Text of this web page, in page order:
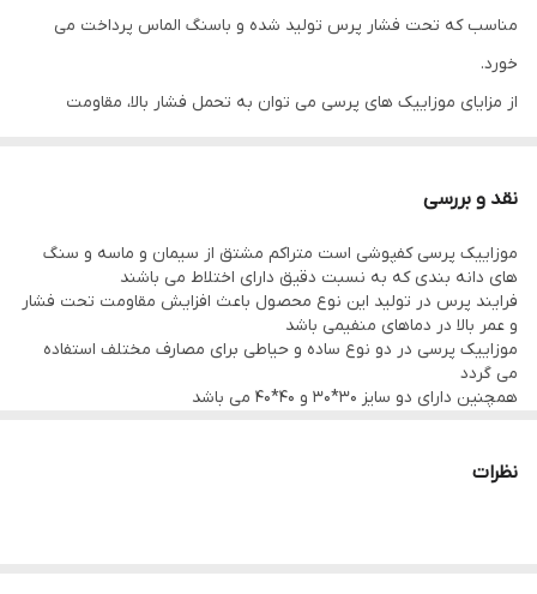
مناسب که تحت فشار پرس تولید شده و باسنگ الماس پرداخت می
خورد.
از مزایای موزاییک های پرسی می توان به تحمل فشار بالا، مقاومت
موزاییک پرسی متشکل است از: سیمان -سنگ نمره بندی-ماسه -آب
تولید موزاییک پرسی به صورت دولایه انجام میگیرد که باعث اقزایش
جذب آب در فرایند کفسازی می شود.
نقد و بررسی
موزاییک پرسی کفپوشی است متراکم مشتق از سیمان و ماسه و سنگ
های دانه بندی که به نسبت دقیق دارای اختلاط می باشند
فرایند پرس در تولید این نوع محصول باعث افزایش مقاومت تحت فشار
و عمر بالا در دماهای منفیمی باشد
موزاییک پرسی در دو نوع ساده و حیاطی برای مصارف مختلف استفاده
می گردد
همچنین دارای دو سایز 30*30 و 40*40 می باشد
نظرات